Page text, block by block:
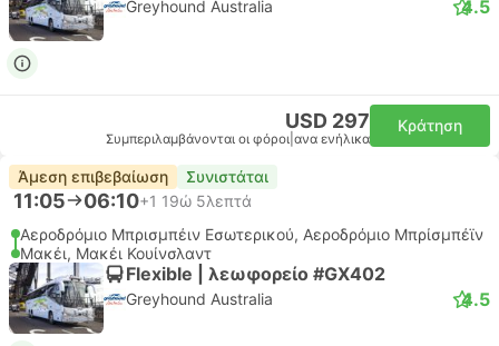
Greyhound Australia 4.5
USD 297
Συμπεριλαμβάνονται οι φόροι ανα ενήλικα
Κράτηση
Άμεση επιβεβαίωση Συνιστάται
11:05 06:10+1 19ώ 5λεπτά
Αεροδρόμιο Μπρισμπέιν Εσωτερικού, Αεροδρόμιο Μπρίσμπέϊν
Μακέι, Μακέι Κουίνσλαντ
Flexible | λεωφορείο #GX402
Greyhound Australia 4.5